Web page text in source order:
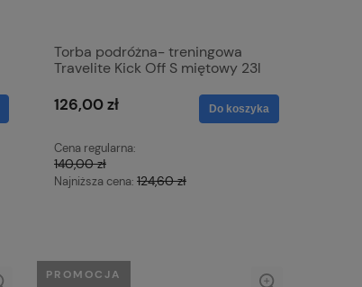
Torba podróżna- treningowa
Travelite Kick Off S miętowy 23l
126,00 zł
Cena regularna:
140,00 zł
Najniższa cena: 124,60 zł
Do koszyka
PROMOCJA